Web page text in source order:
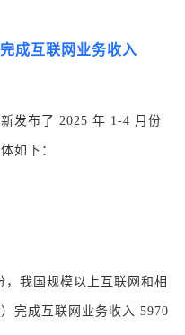
成互联网业务收入
发布了 2025 年 1-4 月份
如下：
我国规模以上互联网和相
完成互联网业务收入 5970